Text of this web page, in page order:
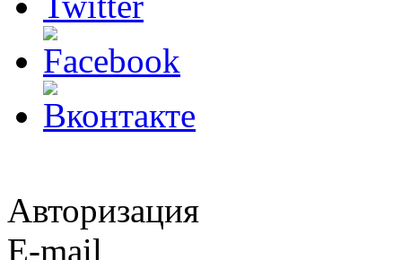
Авторизация
E-mail